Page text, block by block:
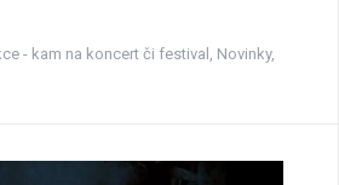
- kam na koncert či festival Novinky,